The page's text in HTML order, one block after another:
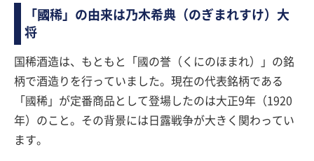
「國稀」の由来は乃木希典（のぎまれすけ）大
将
国稀酒造は、もともと「國の誉（くにのほまれ）」の銘
柄で酒造りを行っていました。現在の代表銘柄である
「國稀」が定番商品として登場したのは大正9年（1920
年）のこと。その背景には日露戦争が大きく関わってい
ます。